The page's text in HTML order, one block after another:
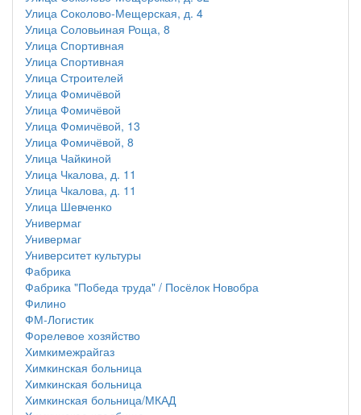
Улица Соколово-Мещерская, д. 4
Улица Соловьиная Роща, 8
Улица Спортивная
Улица Спортивная
Улица Строителей
Улица Фомичёвой
Улица Фомичёвой
Улица Фомичёвой, 13
Улица Фомичёвой, 8
Улица Чайкиной
Улица Чкалова, д. 11
Улица Чкалова, д. 11
Улица Шевченко
Универмаг
Универмаг
Университет культуры
Фабрика
Фабрика "Победа труда" / Посёлок Новобра
Филино
ФМ-Логистик
Форелевое хозяйство
Химкимежрайгаз
Химкинская больница
Химкинская больница
Химкинская больница/МКАД